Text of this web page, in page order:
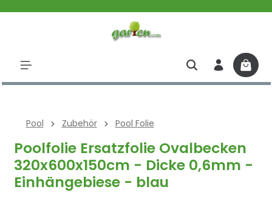
Pool Zubehör Pool Folie
Poolfolie Ersatzfolie Ovalbecken
320x600x150cm - Dicke 0,6mm -
Einhängebiese - blau